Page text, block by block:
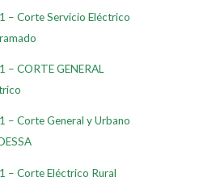
– Corte Servicio Eléctrico
CORTE GENERAL
– Corte General y Urbano
– Corte Eléctrico Rural